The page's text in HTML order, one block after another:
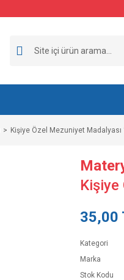
Kişiye Özel Mezuniyet Madalyası
Kişiye
35,00
Kategori
Marka
Stok Kodu